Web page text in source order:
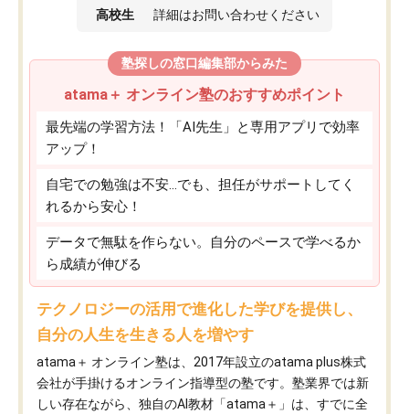
高校生 詳細はお問い合わせください
塾探しの窓口編集部からみた
atama＋ オンライン塾のおすすめポイント
最先端の学習方法！「AI先生」と専用アプリで効率
アップ！
自宅での勉強は不安…でも、担任がサポートしてく
れるから安心！
データで無駄を作らない。自分のペースで学べるか
ら成績が伸びる
テクノロジーの活用で進化した学びを提供し、
自分の人生を生きる人を増やす
atama＋ オンライン塾は、2017年設立のatama plus株式
会社が手掛けるオンライン指導型の塾です。塾業界では新
しい存在ながら、独自のAI教材「atama＋」は、すでに全